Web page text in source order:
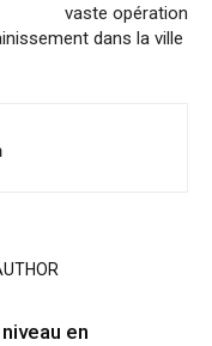
vaste opération
dans la ville
en